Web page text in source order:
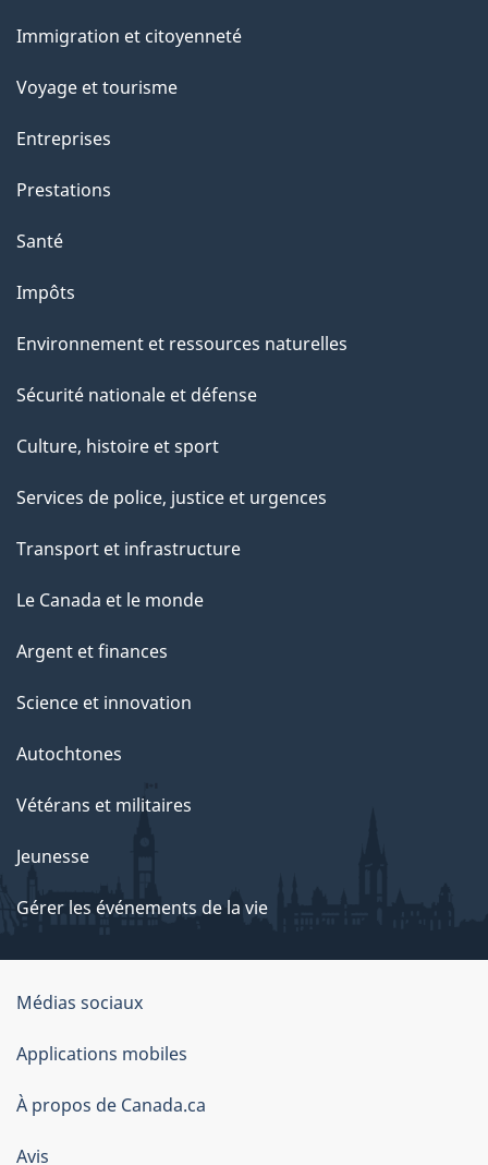
sujets
Immigration et citoyenneté
Voyage et tourisme
Entreprises
Prestations
Santé
Impôts
Environnement et ressources naturelles
Sécurité nationale et défense
Culture, histoire et sport
Services de police, justice et urgences
Transport et infrastructure
Le Canada et le monde
Argent et finances
Science et innovation
Autochtones
Vétérans et militaires
Jeunesse
Gérer les événements de la vie
Organisation
du
gouvernement
du
Canada
Médias sociaux
Applications mobiles
À propos de Canada.ca
Avis